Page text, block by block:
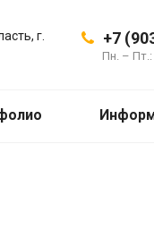
+7
Пн. – Пт.:
г.